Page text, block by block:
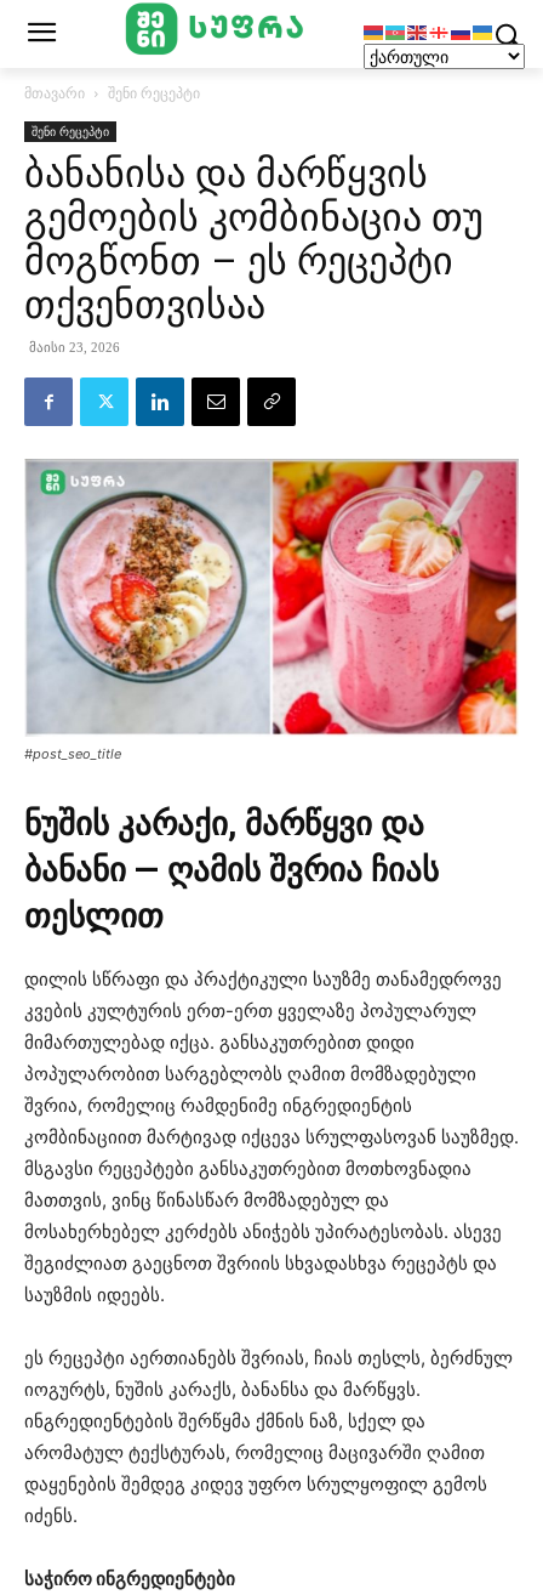
მთავარი შენი რეცეპტი
შენი რეცეპტი
ბანანისა და მარწყვის
გემოების კომბინაცია თუ
მოგწონთ – ეს რეცეპტი
თქვენთვისაა
მაისი 23, 2026
#post_seo_title
ნუშის კარაქი, მარწყვი და
ბანანი — ღამის შვრია ჩიას
თესლით
დილის სწრაფი და პრაქტიკული საუზმე თანამედროვე
კვების კულტურის ერთ-ერთ ყველაზე პოპულარულ
მიმართულებად იქცა. განსაკუთრებით დიდი
პოპულარობით სარგებლობს ღამით მომზადებული
შვრია, რომელიც რამდენიმე ინგრედიენტის
კომბინაციით მარტივად იქცევა სრულფასოვან საუზმედ.
მსგავსი რეცეპტები განსაკუთრებით მოთხოვნადია
მათთვის, ვინც წინასწარ მომზადებულ და
მოსახერხებელ კერძებს ანიჭებს უპირატესობას. ასევე
შეგიძლიათ გაეცნოთ შვრიის სხვადასხვა რეცეპტს და
საუზმის იდეებს.
ეს რეცეპტი აერთიანებს შვრიას, ჩიას თესლს, ბერძნულ
იოგურტს, ნუშის კარაქს, ბანანსა და მარწყვს.
ინგრედიენტების შერწყმა ქმნის ნაზ, სქელ და
არომატულ ტექსტურას, რომელიც მაცივარში ღამით
დაყენების შემდეგ კიდევ უფრო სრულყოფილ გემოს
იძენს.
საჭირო ინგრედიენტები